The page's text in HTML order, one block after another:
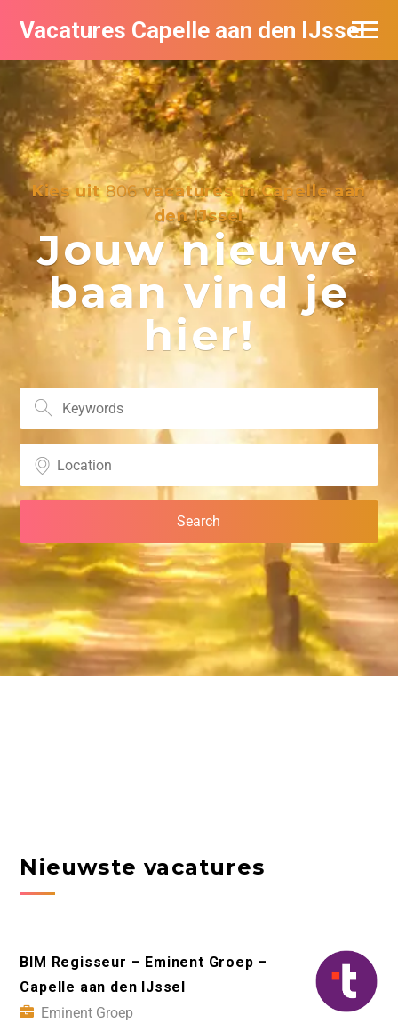
Vacatures Capelle aan den IJssel
Kies uit806vacatures in Capelle aan
den IJssel
Jouw nieuwe
baan vind je
hier!
Nieuwste vacatures
BIM Regisseur – Eminent Groep –
Capelle aan den IJssel
Eminent Groep